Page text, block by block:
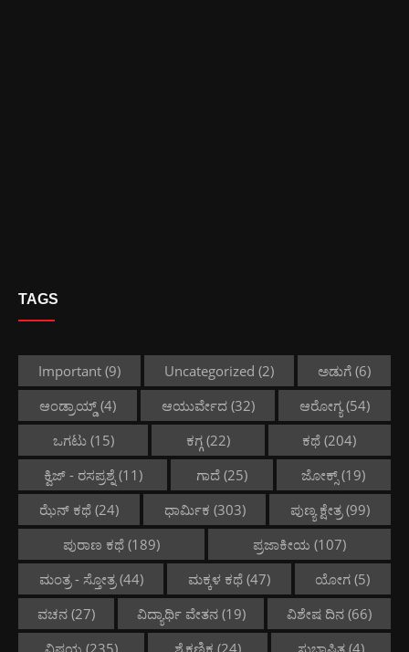
TAGS
Important (9) Uncategorized (2) ಅಡುಗೆ (6)
ಆಂಡ್ರಾಯ್ಡ್(4) ಆಯುರ್ವೇದ(32) ಆರೋಗ್ಯ(54)
ಒಗಟು(15) ಕಗ್ಗ(22) ಕಥೆ (204)
ಕ್ವಿಜ್ - ರಸಪ್ರಶ್ನೆ(11) ಗಾದೆ(25) ಜೋಕ್ಸ್(19)
ಝೆನ್ ಕಥೆ(24) ಧಾರ್ಮಿಕ (303) ಪುಣ್ಯ ಕ್ಷೇತ್ರ(99)
ಪುರಾಣ ಕಥೆ (189) ಪ್ರಜಾಕೀಯ (107)
ಮಂತ್ರ - ಸ್ತೋತ್ರ(44) ಮಕ್ಕಳ ಕಥೆ(47) ಯೋಗ (5)
ವಚನ(27) ವಿದ್ಯಾರ್ಥಿ ವೇತನ(19) ವಿಶೇಷ ದಿನ (66)